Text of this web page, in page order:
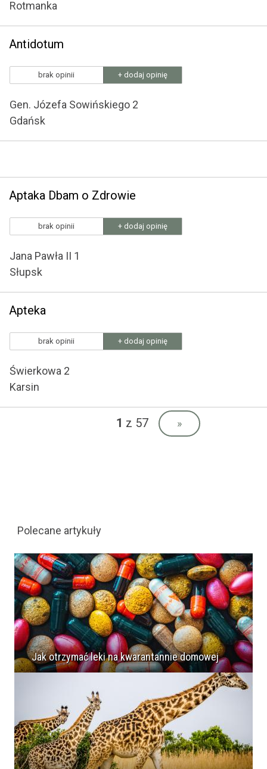
Rotmanka
Antidotum
brak opinii + dodaj opinię
Gen. Józefa Sowińskiego 2
Gdańsk
Aptaka Dbam o Zdrowie
brak opinii + dodaj opinię
Jana Pawła II 1
Słupsk
Apteka
brak opinii + dodaj opinię
Świerkowa 2
Karsin
1 z 57 »
Polecane artykuły
Jak otrzymać leki na kwarantannie domowej